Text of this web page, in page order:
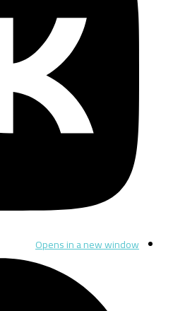
Opens in a new window